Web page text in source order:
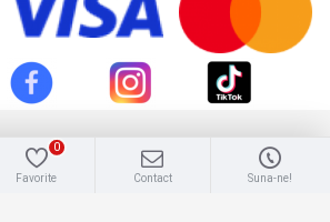
Favorite
0
Contact Suna-ne!